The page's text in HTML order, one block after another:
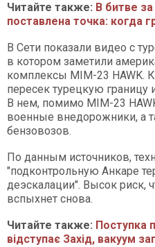
Читайте также: В битве
поставлена точка: когда
В Сети показали видео с
в котором заметили
комплексы MIM-23 HAWK.
пересек турецкую
В нем, помимо MIM-23
военные внедорожники, а
бензовозов.
По данным источников,
"подконтрольную Анкаре
деэскалации". Высок риск,
вспыхнет снова.
Читайте также: Поступка
відступає Захід, вакуум